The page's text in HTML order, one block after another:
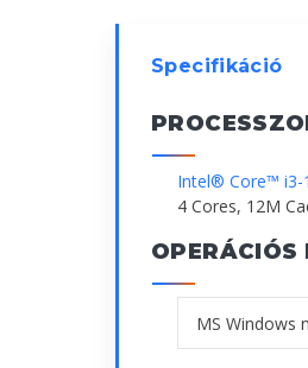
Specifikáció
Intel® Core™ i3-
4 Cores, 12M
OPERÁCIÓS